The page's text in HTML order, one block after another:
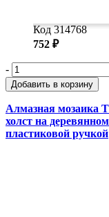
Код 314768
752 ₽
-
Добавить в корзину
Алмазная
холст на
пластиковой ручкой